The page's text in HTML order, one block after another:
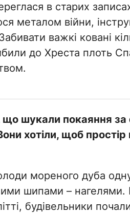
в старих
металом війни,
важкі ковані
до Хреста плоть
шукали покаяння за
хотіли, щоб
мореного дуба
шипами – нагелями.
будівельники